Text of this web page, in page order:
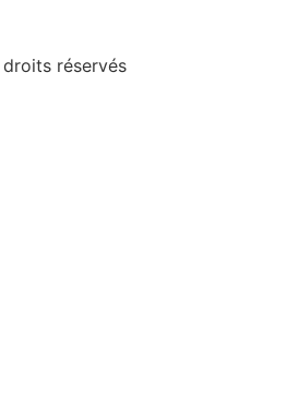
droits réservés